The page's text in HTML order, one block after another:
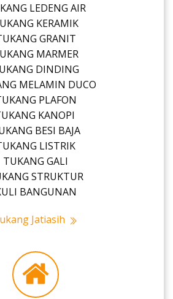
LEDENG AIR
KERAMIK
GRANIT
MARMER
DINDING
MELAMIN DUCO
PLAFON
KANOPI
BESI BAJA
LISTRIK
TUKANG GALI
STRUKTUR
BANGUNAN
Jatiasih